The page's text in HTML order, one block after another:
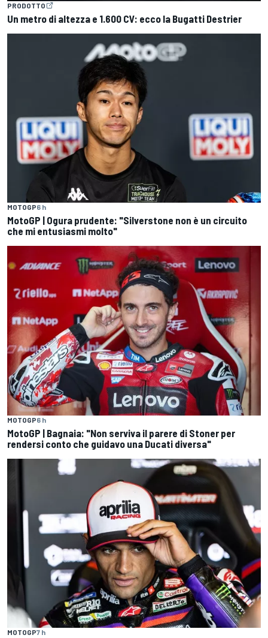
PRODOTTO
Un metro di altezza e 1.600 CV: ecco la Bugatti Destrier
MOTOGP6 h
MotoGP | Ogura prudente: "Silverstone non è un circuito
che mi entusiasmi molto"
MOTOGP6 h
MotoGP | Bagnaia: "Non serviva il parere di Stoner per
rendersi conto che guidavo una Ducati diversa"
MOTOGP7 h